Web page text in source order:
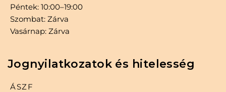
Péntek: 10:00–19:00
Szombat: Zárva
Vasárnap: Zárva
Jognyilatkozatok és hitelesség
ÁSZF